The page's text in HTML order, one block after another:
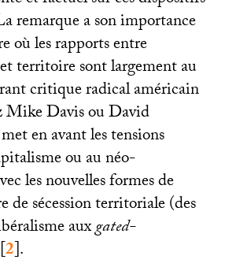
remarque a son importance
où les rapports entre
territoire sont largement au
critique radical américain
Mike Davis ou David
en avant les tensions
ou au néo-
les nouvelles formes de
sécession territoriale (des
auxgated-
[2].